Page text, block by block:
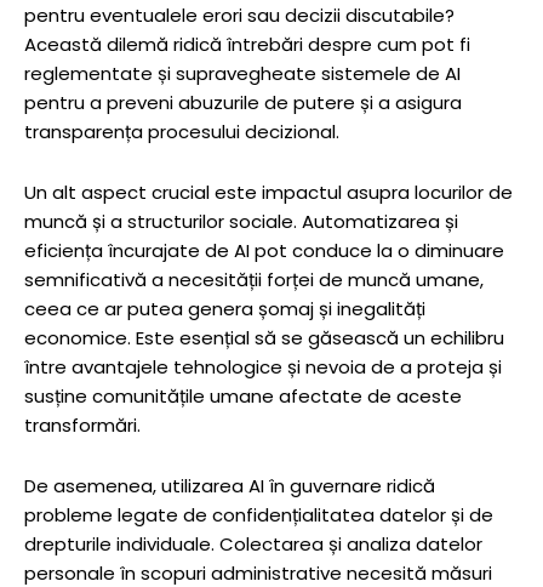
pentru eventualele erori sau decizii discutabile?
Această dilemă ridică întrebări despre cum pot fi
reglementate și supravegheate sistemele de AI
pentru a preveni abuzurile de putere și a asigura
transparența procesului decizional.
Un alt aspect crucial este impactul asupra locurilor de
muncă și a structurilor sociale. Automatizarea și
eficiența încurajate de AI pot conduce la o diminuare
semnificativă a necesității forței de muncă umane,
ceea ce ar putea genera șomaj și inegalități
economice. Este esențial să se găsească un echilibru
între avantajele tehnologice și nevoia de a proteja și
susține comunitățile umane afectate de aceste
transformări.
De asemenea, utilizarea AI în guvernare ridică
probleme legate de confidențialitatea datelor și de
drepturile individuale. Colectarea și analiza datelor
personale în scopuri administrative necesită măsuri